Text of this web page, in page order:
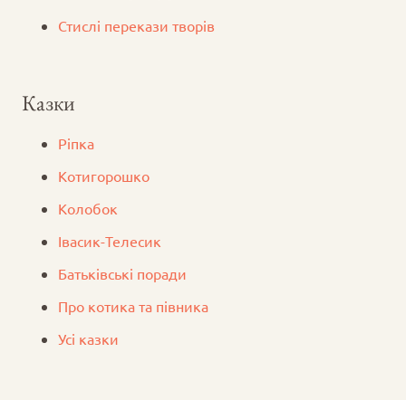
Стислі перекази творів
Казки
Ріпка
Котигорошко
Колобок
Iвасик-Телесик
Батьківські поради
Про котика та півника
Усі казки